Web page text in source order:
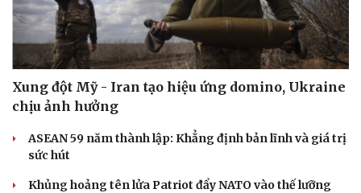
Xung đột Mỹ - Iran tạo hiệu ứng domino, Ukraine
chịu ảnh hưởng
ASEAN 59 năm thành lập: Khẳng định bản lĩnh và giá trị
sức hút
Khủng hoảng tên lửa Patriot đẩy NATO vào thế lưỡng